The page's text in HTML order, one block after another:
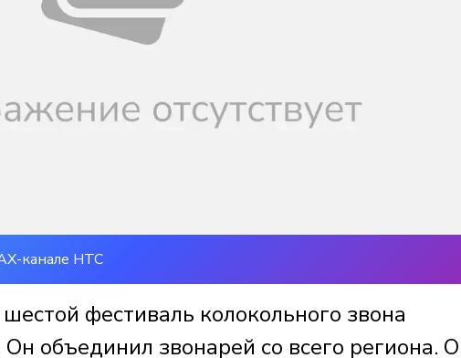
канале НТС
фестиваль колокольного звона
Он объединил звонарей со всего региона.